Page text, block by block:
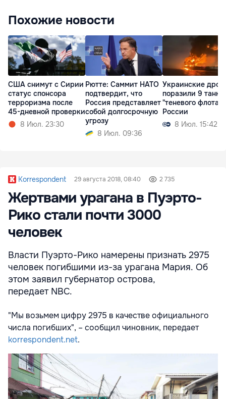
Похожие новости
США снимут с Сирии
статус спонсора
терроризма после
45-дневной проверки
8 Июл. 23:30
Рютте: Саммит НАТО
подтвердит, что
Россия представляет
собой долгосрочную
угрозу
8 Июл. 09:36
Украинские
поразили 9
"теневого флота"
России
8 Июл. 15:42
Korrespondent 29 августа 2018, 08:40 2 735
Жертвами урагана в Пуэрто-
Рико стали почти 3000
человек
Власти Пуэрто-Рико намерены признать 2975
человек погибшими из-за урагана Мария. Об
этом заявил губернатор острова,
передает NBC.
"Мы возьмем цифру 2975 в качестве официального
числа погибших", – сообщил чиновник, передает
korrespondent.net.